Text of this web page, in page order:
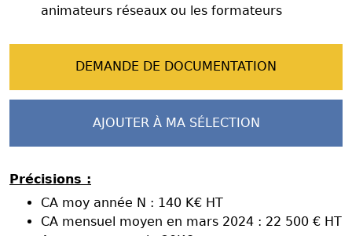
animateurs réseaux ou les formateurs
DEMANDE DE DOCUMENTATION
AJOUTER À MA SÉLECTION
Précisions :
CA moy année N : 140 K€ HT
CA mensuel moyen en mars 2024 : 22 500 € HT